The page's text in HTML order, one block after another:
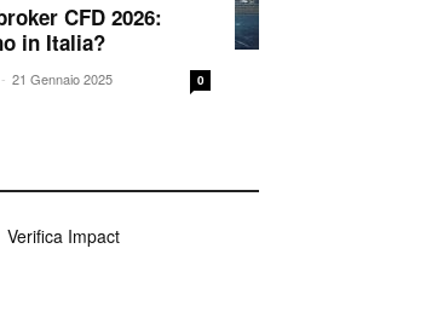
CFD 2026:
in Italia?
- 21 Gennaio 2025 0
Verifica Impact